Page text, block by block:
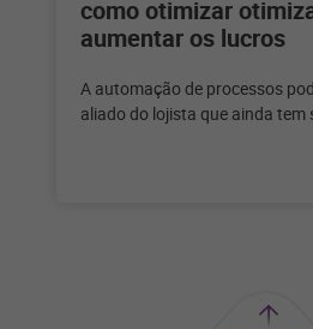
como otimizar
aumentar os lucros
A automação de processos
aliado do lojista que ainda tem